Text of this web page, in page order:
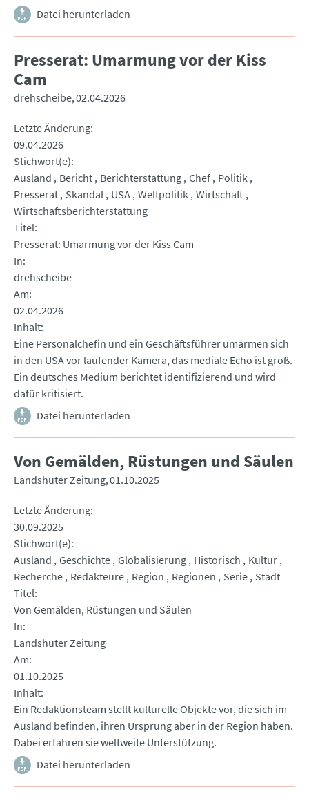
Datei herunterladen
Presserat: Umarmung vor der Kiss
Cam
drehscheibe 02.04.2026
Letzte Änderung
09.04.2026
Stichwort(e)
Ausland
Bericht Berichterstattung Chef Politik
Presserat Skandal USA Weltpolitik Wirtschaft
Wirtschaftsberichterstattung
Titel
Presserat: Umarmung vor der Kiss Cam
In
drehscheibe
Am
02.04.2026
Inhalt
Eine Personalchefin und ein Geschäftsführer umarmen sich
in den USA vor laufender Kamera, das mediale Echo ist groß.
Ein deutsches Medium berichtet identifizierend und wird
dafür kritisiert.
Datei herunterladen
Von Gemälden, Rüstungen und Säulen
Landshuter Zeitung 01.10.2025
Letzte Änderung
30.09.2025
Stichwort(e)
Ausland Geschichte Globalisierung Historisch
Kultur
Recherche Redakteure Region Regionen Serie Stadt
Titel
Von Gemälden, Rüstungen und Säulen
In
Landshuter Zeitung
Am
01.10.2025
Inhalt
Ein Redaktionsteam stellt kulturelle Objekte vor, die sich im
Ausland befinden, ihren Ursprung aber in der Region haben.
Dabei erfahren sie weltweite Unterstützung.
Datei herunterladen